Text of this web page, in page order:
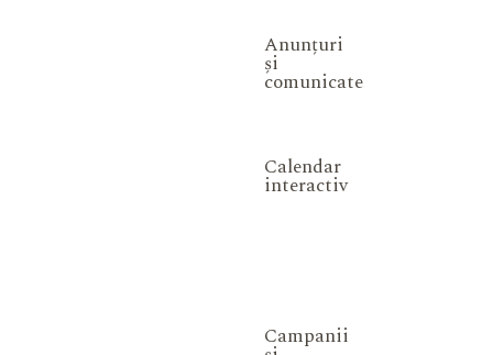
Anunțuri
și
comunicate
Calendar
interactiv
Campanii